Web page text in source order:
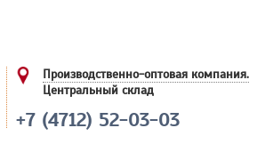
Производственно-оптовая компания.
Центральный склад
+7 (4712) 52-03-03